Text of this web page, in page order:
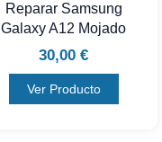
Reparar Samsung
Galaxy A12 Mojado
30,00 €
Ver Producto